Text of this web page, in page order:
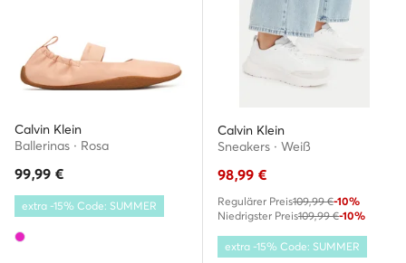
Calvin Klein
Ballerinas · Rosa
99,99 €
extra -15% Code: SUMMER
Calvin Klein
Sneakers · Weiß
98,99 €
Regulärer Preis109,99 €-10%
Niedrigster Preis109,99 €-10%
extra -15% Code: SUMMER